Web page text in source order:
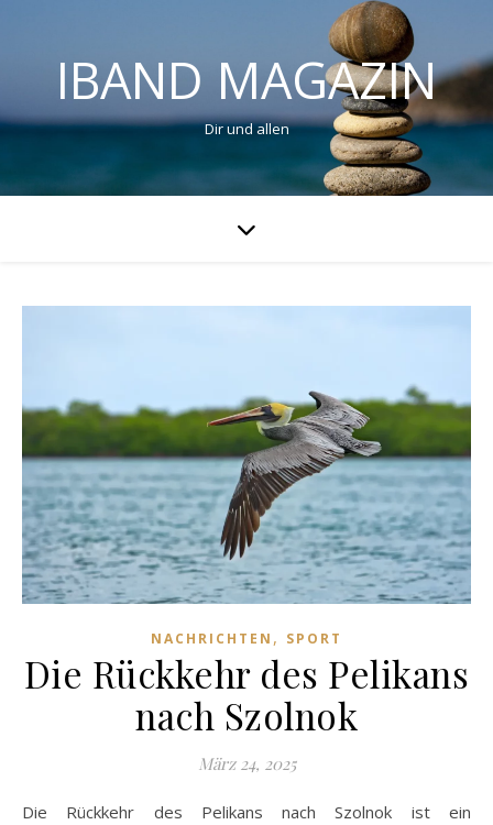
IBAND MAGAZIN
Dir und allen
NACHRICHTEN , SPORT
Die Rückkehr des Pelikans
nach Szolnok
März 24, 2025
Die Rückkehr des Pelikans nach Szolnok ist ein